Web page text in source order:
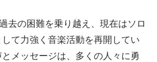
去の困難を乗り越え、現在はソロ
て力強く音楽活動を再開してい
メッセージは、多くの人々に勇